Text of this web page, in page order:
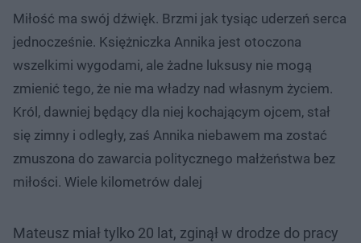
Miłość ma swój dźwięk. Brzmi jak tysiąc uderzeń serca
jednocześnie. Księżniczka Annika jest otoczona
wszelkimi wygodami, ale żadne luksusy nie mogą
zmienić tego, że nie ma władzy nad własnym życiem.
Król, dawniej będący dla niej kochającym ojcem, stał
się zimny i odległy, zaś Annika niebawem ma zostać
zmuszona do zawarcia politycznego małżeństwa bez
miłości. Wiele kilometrów dalej
Mateusz miał tylko 20 lat, zginął w drodze do pracy